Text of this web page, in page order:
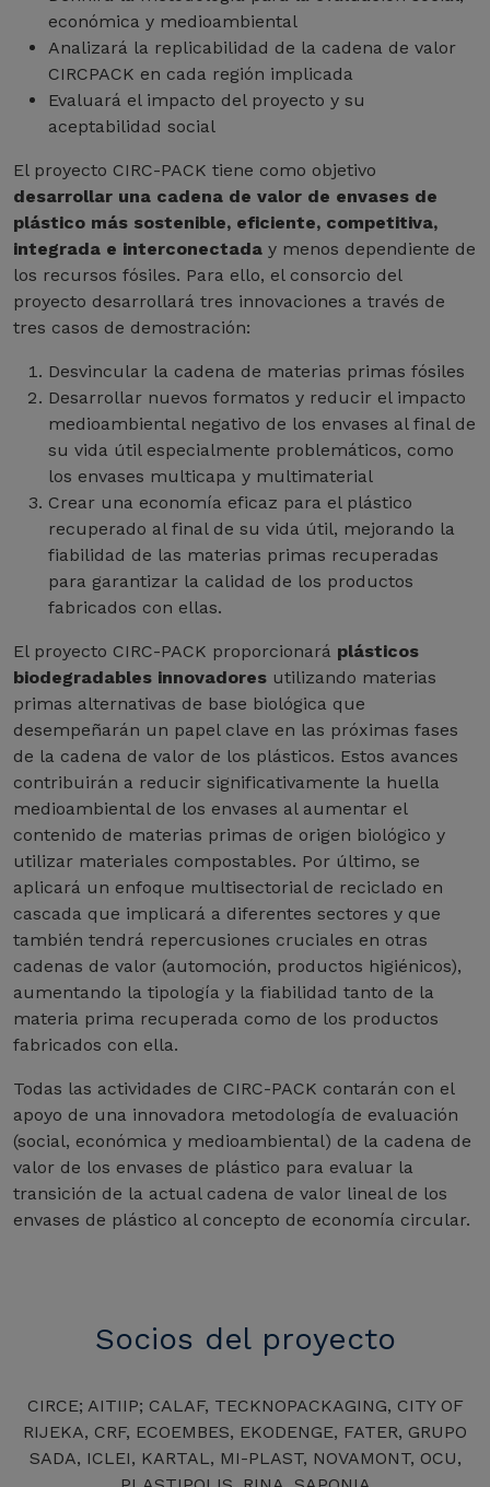
económica y medioambiental
Analizará la replicabilidad de la cadena de valor
CIRCPACK en cada región implicada
Evaluará el impacto del proyecto y su
aceptabilidad social
El proyecto CIRC-PACK tiene como objetivo
desarrollar una cadena de valor de envases de
plástico más sostenible, eficiente, competitiva,
integrada e interconectada y menos dependiente de
los recursos fósiles. Para ello, el consorcio del
proyecto desarrollará tres innovaciones a través de
tres casos de demostración:
Desvincular la cadena de materias primas fósiles
Desarrollar nuevos formatos y reducir el impacto
medioambiental negativo de los envases al final de
su vida útil especialmente problemáticos, como
los envases multicapa y multimaterial
Crear una economía eficaz para el plástico
recuperado al final de su vida útil, mejorando la
fiabilidad de las materias primas recuperadas
para garantizar la calidad de los productos
fabricados con ellas.
El proyecto CIRC-PACK proporcionará plásticos
biodegradables innovadores utilizando materias
primas alternativas de base biológica que
desempeñarán un papel clave en las próximas fases
de la cadena de valor de los plásticos. Estos avances
contribuirán a reducir significativamente la huella
medioambiental de los envases al aumentar el
contenido de materias primas de origen biológico y
utilizar materiales compostables. Por último, se
aplicará un enfoque multisectorial de reciclado en
cascada que implicará a diferentes sectores y que
también tendrá repercusiones cruciales en otras
cadenas de valor (automoción, productos higiénicos),
aumentando la tipología y la fiabilidad tanto de la
materia prima recuperada como de los productos
fabricados con ella.
Todas las actividades de CIRC-PACK contarán con el
apoyo de una innovadora metodología de evaluación
(social, económica y medioambiental) de la cadena de
valor de los envases de plástico para evaluar la
transición de la actual cadena de valor lineal de los
envases de plástico al concepto de economía circular.
Socios del proyecto
CIRCE; AITIIP; CALAF, TECKNOPACKAGING, CITY OF
RIJEKA, CRF, ECOEMBES, EKODENGE, FATER, GRUPO
SADA, ICLEI, KARTAL, MI-PLAST, NOVAMONT, OCU,